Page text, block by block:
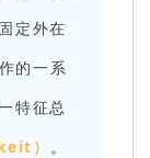
定外在
的一系
特征总
）
。